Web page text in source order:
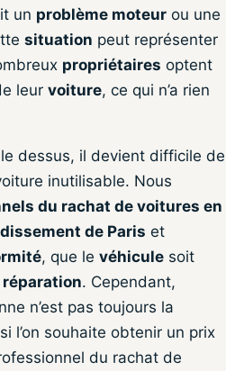
un problème moteur ou une
situation peut représenter
propriétaires optent
leur voiture, ce qui n’a rien
dessus, il devient difficile de
inutilisable. Nous
du rachat de voitures en
de Paris et
, que le véhicule soit
réparation. Cependant,
n’est pas toujours la
l’on souhaite obtenir un prix
du rachat de